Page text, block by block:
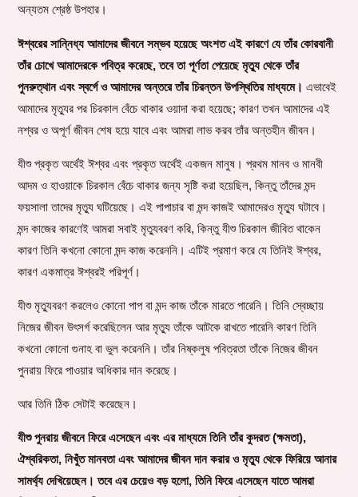
অন্যতম শ্রেষ্ঠ উপহার।
ঈশ্বরের সান্নিধ্য আমাদের জীবনে সম্ভব হয়েছে অংশত এই কারণে যে তাঁর কোরবানী
তাঁর চোখে আমাদেরকে পবিত্র করেছে, তবে তা পূর্ণতা পেয়েছে মৃত্যু থেকে তাঁর
পুনরুত্থান এবং স্বর্গে ও আমাদের অন্তরে তাঁর চিরন্তন উপস্থিতির মাধ্যমে। এভাবেই
আমাদের মৃত্যুর পর চিরকাল বেঁচে থাকার ওয়াদা করা হয়েছে; কারণ তখন আমাদের এই
নশ্বর ও অপূর্ণ জীবন শেষ হয়ে যাবে এবং আমরা লাভ করব তাঁর অন্তহীন জীবন।
যীশু প্রকৃত অর্থেই ঈশ্বর এবং প্রকৃত অর্থেই একজন মানুষ। প্রথম মানব ও মানবী
আদম ও হাওয়াকে চিরকাল বেঁচে থাকার জন্য সৃষ্টি করা হয়েছিল, কিন্তু তাঁদের মন্দ
ফয়সালা তাদের মৃত্যু ঘটিয়েছে। এই পাপাচার বা মন্দ কাজই আমাদেরও মৃত্যু ঘটাবে।
মন্দ কাজের কারণেই আমরা সবাই মৃত্যুবরণ করি, কিন্তু যীশু চিরকাল জীবিত থাকেন
কারণ তিনি কখনো কোনো মন্দ কাজ করেননি। এটিই প্রমাণ করে যে তিনিই ঈশ্বর,
কারণ একমাত্র ঈশ্বরই পরিপূর্ণ।
যীশু মৃত্যুবরণ করলেও কোনো পাপ বা মন্দ কাজ তাঁকে মারতে পারেনি। তিনি স্বেচ্ছায়
নিজের জীবন উৎসর্গ করেছিলেন আর মৃত্যু তাঁকে আটকে রাখতে পারেনি কারণ তিনি
কখনো কোনো গুনাহ বা ভুল করেননি। তাঁর নিষ্কলুষ পবিত্রতা তাঁকে নিজের জীবন
পুনরায় ফিরে পাওয়ার অধিকার দান করেছে।
আর তিনি ঠিক সেটাই করেছেন।
যীশু পুনরায় জীবনে ফিরে এসেছেন এবং এর মাধ্যমে তিনি তাঁর কুদরত (ক্ষমতা),
ঐশ্বরিকতা, নিখুঁত মানবতা এবং আমাদের জীবন দান করার ও মৃত্যু থেকে ফিরিয়ে আনার
সামর্থ্য দেখিয়েছেন। তবে এর চেয়েও বড় হলো, তিনি ফিরে এসেছেন যাতে আমরা